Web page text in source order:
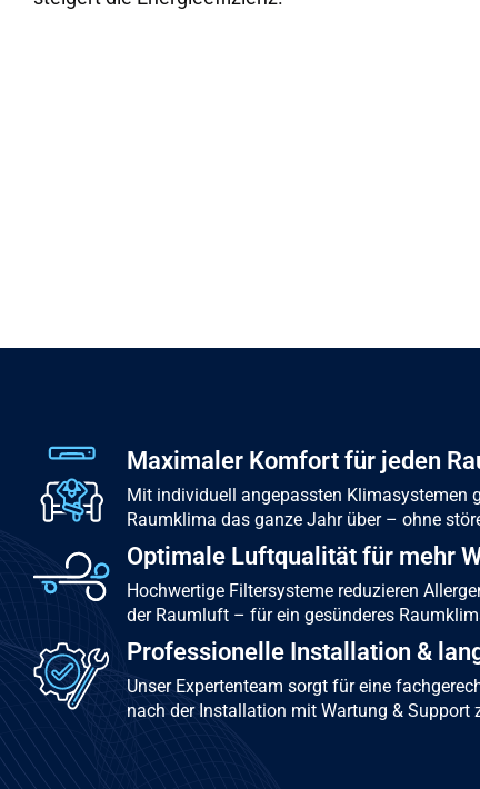
Maximaler Komfort für jeden
Mit individuell angepassten Klimasystemen
Raumklima das ganze Jahr über – ohne
Optimale Luftqualität für mehr
Hochwertige Filtersysteme reduzieren
der Raumluft – für ein gesünderes
Professionelle Installation &
Unser Expertenteam sorgt für eine
nach der Installation mit Wartung & Support